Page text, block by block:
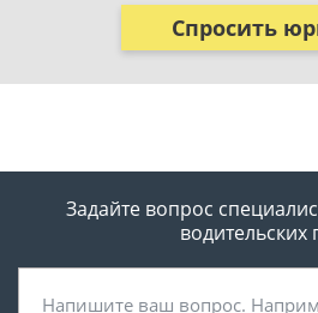
Спросить
Задайте вопрос
водительских